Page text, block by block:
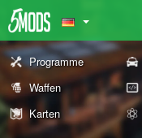
Programme
Waffen
Karten